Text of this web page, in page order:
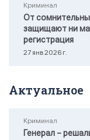
Криминал
От
защищают ни
регистрация
27 янв 2026 г.
Актуальное
Криминал
Генерал –